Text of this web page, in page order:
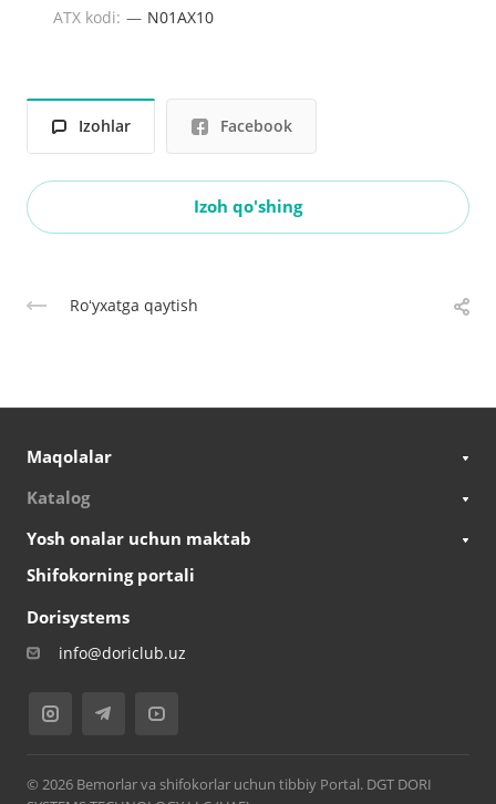
ATX kodi: — N01AX10
Izohlar Facebook
Izoh qo'shing
Roʻyxatga qaytish
Maqolalar
Katalog
Yosh onalar uchun maktab
Shifokorning portali
Dorisystems
info@doriclub.uz
© 2026 Bemorlar va shifokorlar uchun tibbiy Portal. DGT DORI